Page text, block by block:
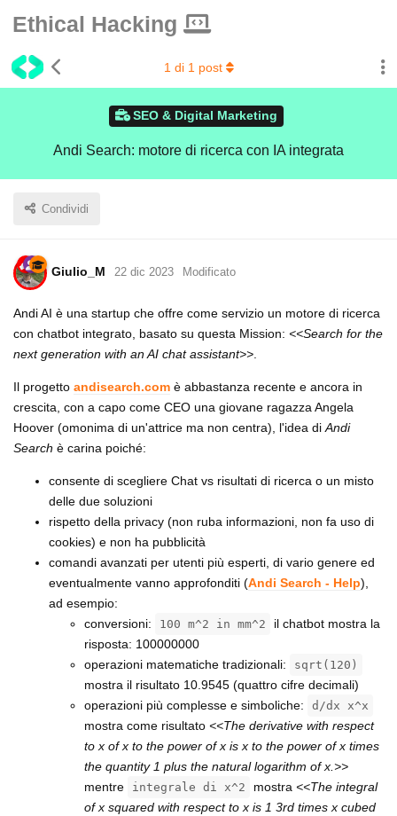
Ethical Hacking
SEO & Digital Marketing
Andi Search: motore di ricerca con IA integrata
Condividi
1 di 1 post
Giulio_M 22 dic 2023 Modificato
Andi AI è una startup che offre come servizio un motore di ricerca
con chatbot integrato, basato su questa Mission: <<Search for the
next generation with an AI chat assistant>>
Il progetto andisearch.com è abbastanza recente e ancora in
crescita, con a capo come CEO una giovane ragazza Angela
Hoover (omonima di un'attrice ma non centra), l'idea di Andi
Search è carina poiché:
consente di scegliere Chat vs risultati di ricerca o un misto
delle due soluzioni
rispetto della privacy (non ruba informazioni, non fa uso di
cookies) e non ha pubblicità
comandi avanzati per utenti più esperti, di vario genere ed
eventualmente vanno approfonditi (Andi Search - Help),
ad esempio:
conversioni:
100 m^2 in mm^2
il chatbot mostra la
risposta: 100000000
operazioni matematiche tradizionali:
sqrt(120)
mostra il risultato 10.9545 (quattro cifre decimali)
operazioni più complesse e simboliche:
d/dx x^x
mostra come risultato <<The derivative with respect
to x of x to the power of x is x to the power of x times
the quantity 1 plus the natural logarithm of x.>>
mentre
integrale di x^2 mostra <<The integral
of x squared with respect to x is 1 3rd times x cubed